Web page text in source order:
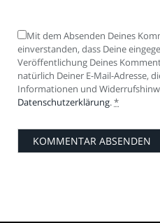
Mit dem Absenden Deines
einverstanden, dass Deine
Veröffentlichung Deines
natürlich Deiner E-Mail-Adresse,
Informationen und
Datenschutzerklärung.*